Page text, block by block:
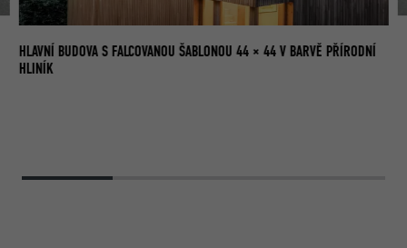
HLAVNÍ BUDOVA S FALCOVANOU ŠABLONOU 44 × 44 V BARVĚ PŘÍRODNÍ
HLINÍK